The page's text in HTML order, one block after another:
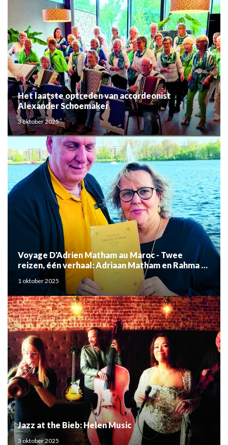
Het laatste optreden van accordeonist
Alexander Schoemaker
3 oktober 2025
Voyage D'Adrien Matham au Maroc - Twee
reizen, één verhaal: Adriaan Matham en Rahma el
Mouden
1 oktober 2025
Jazz at the Bieb: Helen Music
3 oktober 2025